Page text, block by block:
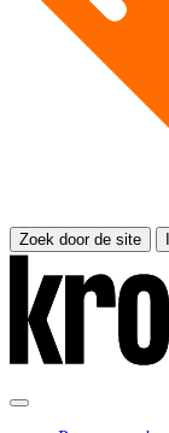
Zoek door de site